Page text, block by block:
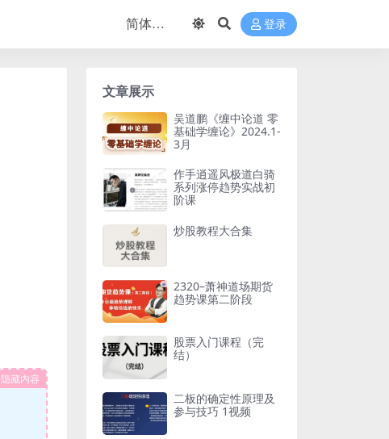
登录
隐藏内容
文章展示
吴道鹏《缠中论道 零
基础学缠论》2024.1-
3月
作手逍遥风极道白骑
系列涨停趋势实战初
阶课
炒股教程大合集
2320–萧神道场期货
趋势课第二阶段
股票入门课程（完
结）
二板的确定性原理及
参与技巧 1视频